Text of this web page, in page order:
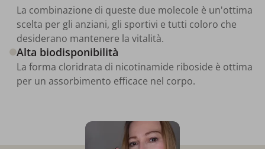
La combinazione di queste due molecole è un'ottima
scelta per gli anziani, gli sportivi e tutti coloro che
desiderano mantenere la vitalità.
Alta biodisponibilità
La forma cloridrata di nicotinamide riboside è ottima
per un assorbimento efficace nel corpo.